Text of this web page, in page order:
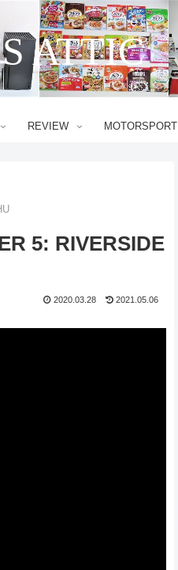
ATTIC
REVIEW MOTORSPORT
5: RIVERSIDE
2020.03.28 2021.05.06